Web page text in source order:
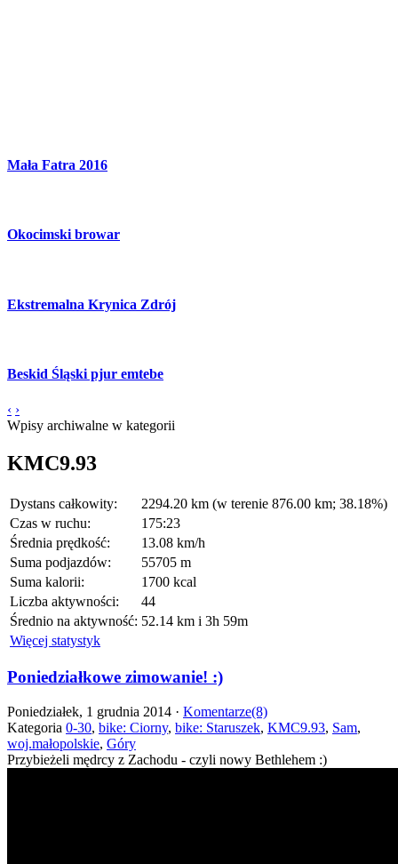
Mała Fatra 2016
Okocimski browar
Ekstremalna Krynica Zdrój
Beskid Śląski pjur emtebe
‹ ›
Wpisy archiwalne w kategorii
KMC9.93
Dystans całkowity:
2294.20 km (w terenie 876.00 km; 38.18%)
Czas w ruchu:
175:23
Średnia prędkość:
13.08 km/h
Suma podjazdów:
55705 m
Suma kalorii:
1700 kcal
Liczba aktywności:
44
Średnio na aktywność: 52.14 km i 3h 59m
Więcej statystyk
Poniedziałkowe zimowanie! :)
Poniedziałek, 1 grudnia 2014 · Komentarze(8)
Kategoria 0-30, bike: Ciorny, bike: Staruszek, KMC9.93, Sam,
woj.małopolskie, Góry
Przybieżeli mędrcy z Zachodu - czyli nowy Bethlehem :)